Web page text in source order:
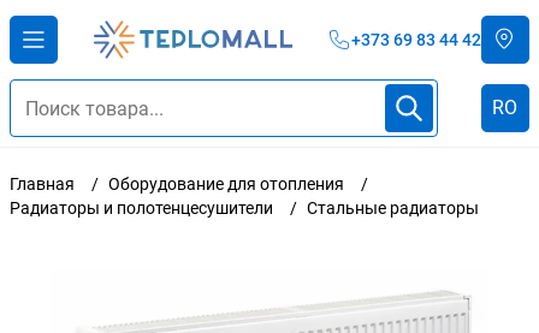
+373 69 83 44 42
RO
Главная
Оборудование для отопления
Радиаторы и полотенцесушители
Стальные радиаторы